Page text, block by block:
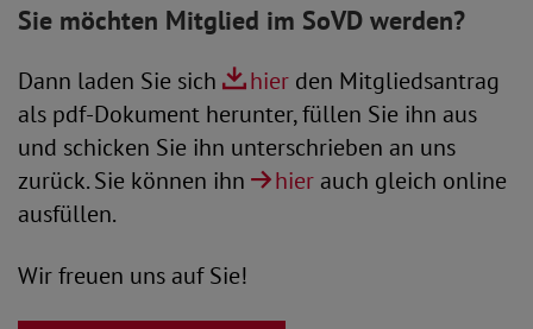
Sie möchten Mitglied im SoVD werden?
Dann laden Sie sich hier den Mitgliedsantrag
als pdf-Dokument herunter, füllen Sie ihn aus
und schicken Sie ihn unterschrieben an uns
zurück. Sie können ihn
hier auch gleich online
ausfüllen.
Wir freuen uns auf Sie!